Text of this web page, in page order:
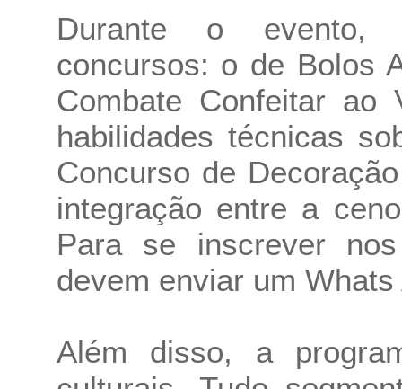
Durante o evento,
concursos: o de Bolos
Combate Confeitar ao
habilidades técnicas
Concurso de
integração entre a
Para se inscrever
devem enviar um
Além disso, a